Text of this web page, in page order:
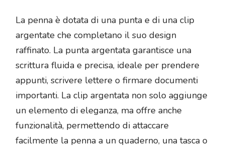
La penna è dotata di una punta e di una clip
argentate che completano il suo design
raffinato. La punta argentata garantisce una
scrittura fluida e precisa, ideale per prendere
appunti, scrivere lettere o firmare documenti
importanti. La clip argentata non solo aggiunge
un elemento di eleganza, ma offre anche
funzionalità, permettendo di attaccare
facilmente la penna a un quaderno, una tasca o